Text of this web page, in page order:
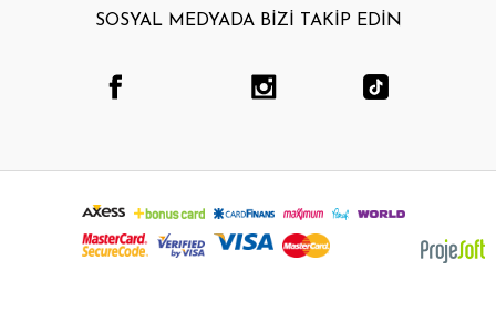
SOSYAL MEDYADA BİZİ TAKİP EDİN